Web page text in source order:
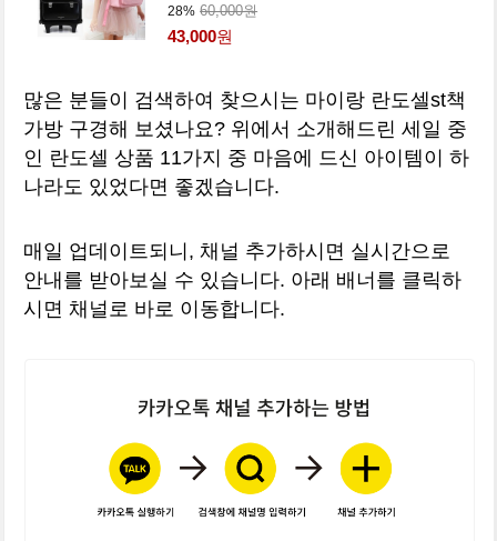
28% 60,000원
43,000원
많은 분들이 검색하여 찾으시는 마이랑 란도셀st책
가방 구경해 보셨나요? 위에서 소개해드린 세일 중
인 란도셀 상품 11가지 중 마음에 드신 아이템이 하
나라도 있었다면 좋겠습니다.
매일 업데이트되니, 채널 추가하시면 실시간으로
안내를 받아보실 수 있습니다. 아래 배너를 클릭하
시면 채널로 바로 이동합니다.